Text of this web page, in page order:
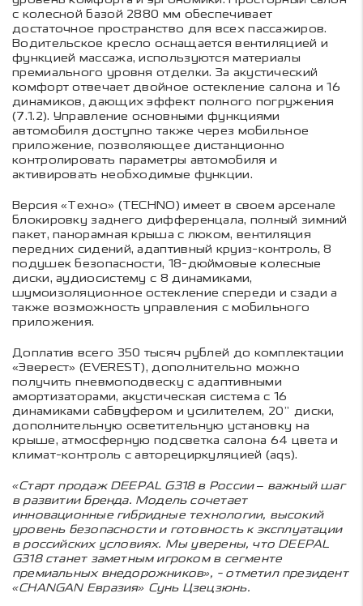
с колесной базой 2880 мм обеспечивает
достаточное пространство для всех пассажиров.
Водительское кресло оснащается вентиляцией и
функцией массажа, используются материалы
премиального уровня отделки. За акустический
комфорт отвечает двойное остекление салона и 16
динамиков, дающих эффект полного погружения
(7.1.2). Управление основными функциями
автомобиля доступно также через мобильное
приложение, позволяющее дистанционно
контролировать параметры автомобиля и
активировать необходимые функции.
Версия «Техно» (TECHNO) имеет в своем арсенале
блокировку заднего дифференцала, полный зимний
пакет, панорамная крыша с люком, вентиляция
передних сидений, адаптивный круиз-контроль, 8
подушек безопасности, 18-дюймовые колесные
диски, аудиосистему с 8 динамиками,
шумоизоляционное остекление спереди и сзади а
также возможность управления с мобильного
приложения.
Доплатив всего 350 тысяч рублей до комплектации
«Эверест» (EVEREST), дополнительно можно
получить пневмоподвеску с адаптивными
амортизаторами, акустическая система с 16
динамиками сабвуфером и усилителем, 20” диски,
дополнительную осветительную установку на
крыше, атмосферную подсветка салона 64 цвета и
климат-контроль с авторециркуляцией (aqs).
«Старт продаж DEEPAL G318 в России – важный шаг
в развитии бренда. Модель сочетает
инновационные гибридные технологии, высокий
уровень безопасности и готовность к эксплуатации
в российских условиях. Мы уверены, что DEEPAL
G318 станет заметным игроком в сегменте
премиальных внедорожников», - отметил президент
«CHANGAN Евразия» Сунь Цзецзюнь.